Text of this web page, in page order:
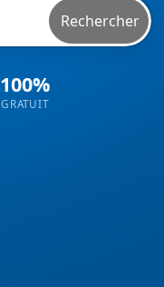
Rechercher
100%
GRATUIT